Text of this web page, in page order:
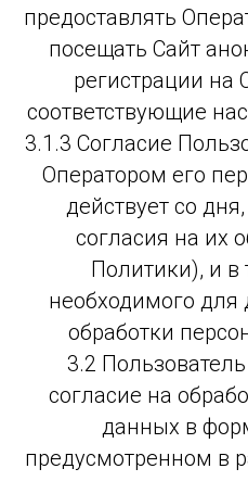
предоставлять
посещать Сайт
регистрации на
соответствующие
3.1.3 Согласие
Оператором его
действует со
согласия на их
Политики), и в
необходимого для
обработки
3.2
согласие на
данных в
предусмотренном в